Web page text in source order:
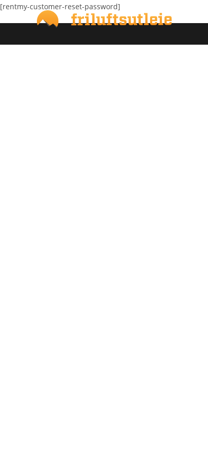
Skip
[rentmy-customer-reset-password]